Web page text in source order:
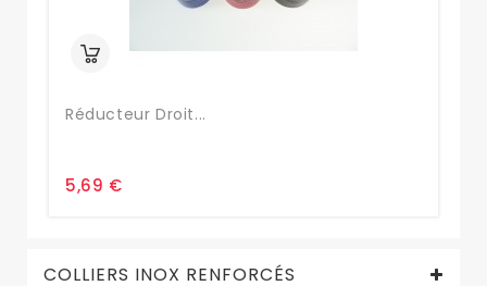
Réducteur Droit...
5,69 €
COLLIERS INOX RENFORCÉS